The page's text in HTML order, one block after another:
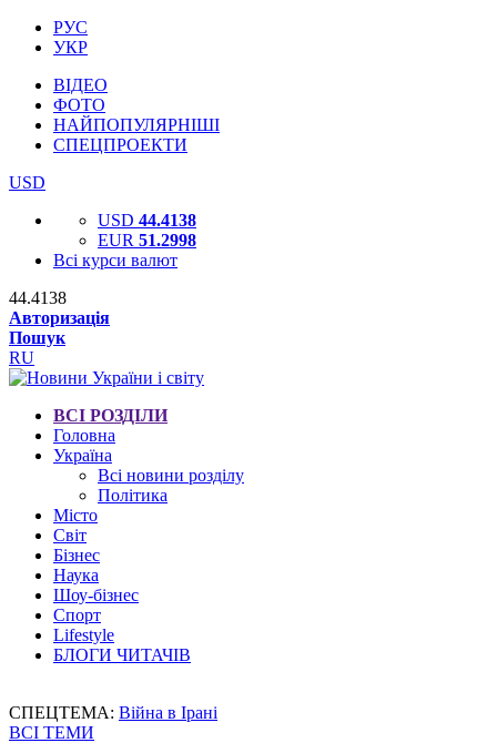
РУС
УКР
ВІДЕО
ФОТО
НАЙПОПУЛЯРНІШІ
СПЕЦПРОЕКТИ
USD
USD 44.4138
EUR 51.2998
Всі курси валют
44.4138
Авторизація
Пошук
RU
ВСІ РОЗДІЛИ
Головна
Україна
Всі новини розділу
Політика
Місто
Світ
Бізнес
Наука
Шоу-бізнес
Спорт
Lifestyle
БЛОГИ ЧИТАЧІВ
СПЕЦТЕМА: Війна в Ірані
ВСІ ТЕМИ